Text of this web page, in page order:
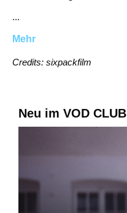
...
Mehr
Credits: sixpackfilm
Neu im VOD CLUB